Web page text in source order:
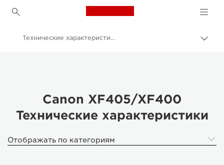
Canon Logo, back to
Canon XF405/XF400
Технические характеристики
Canon XF405/XF400
Технические характеристики
Отображать по категориям